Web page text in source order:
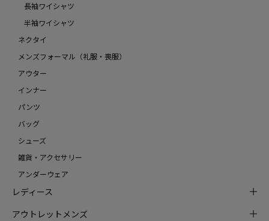
長袖ワイシャツ
半袖ワイシャツ
ネクタイ
メンズフォーマル（礼服・喪服）
アウター
インナー
パンツ
バッグ
シューズ
雑貨・アクセサリー
アンダーウェア
レディース
アウトレットメンズ